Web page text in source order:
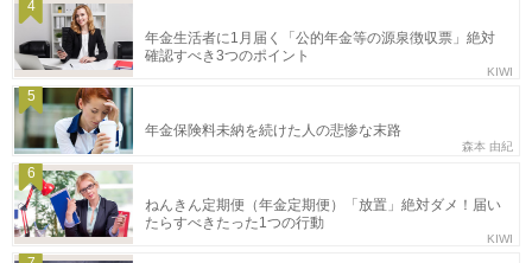
4
年金生活者に1月届く「公的年金等の源泉徴収票」絶対
確認すべき3つのポイント
KIWI
5
年金保険料未納を続けた人の悲惨な末路
森本 由紀
6
ねんきん定期便（年金定期便）「放置」絶対ダメ！届い
たらすべきたった1つの行動
KIWI